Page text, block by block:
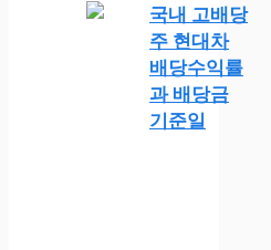
국내 고배당
주 현대차
배당수익률
과 배당금
기준일